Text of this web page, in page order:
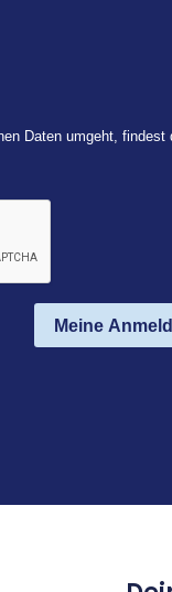
Daten umgeht, findest
Meine